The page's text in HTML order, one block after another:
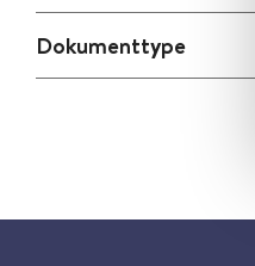
Dokumenttype